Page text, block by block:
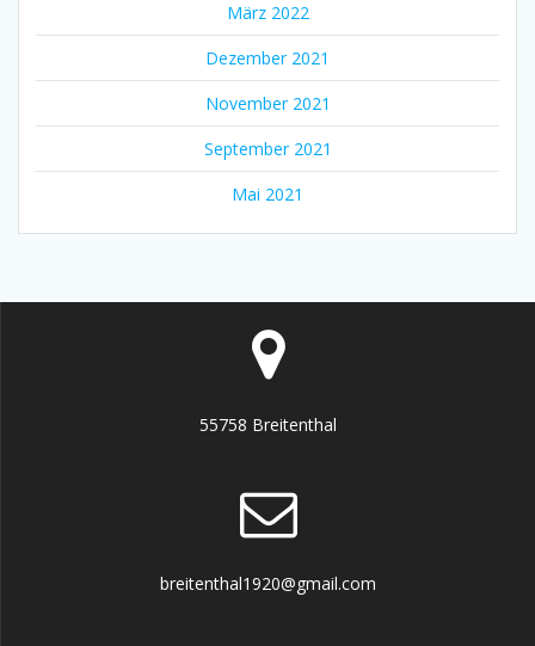
März 2022
Dezember 2021
November 2021
September 2021
Mai 2021
55758 Breitenthal
breitenthal1920@gmail.com